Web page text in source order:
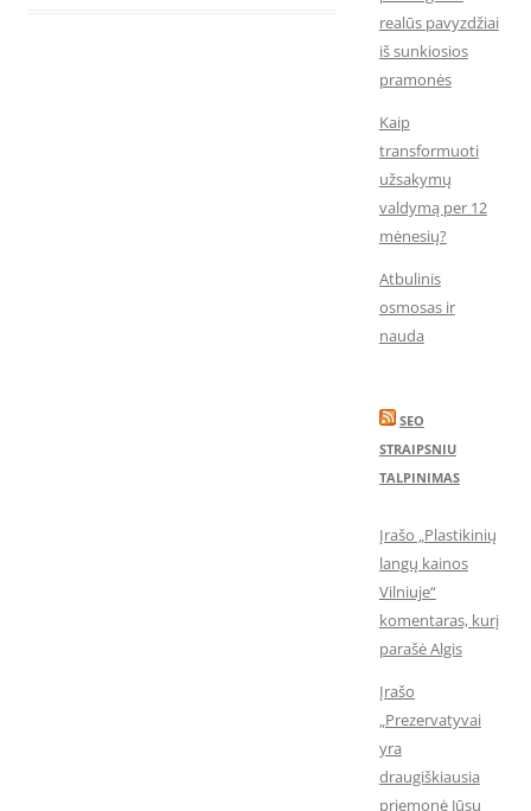
realūs pavyzdžiai
iš sunkiosios
pramonės
Kaip
transformuoti
užsakymų
valdymą per 12
mėnesių?
Atbulinis
osmosas ir
nauda
SEO
STRAIPSNIU
TALPINIMAS
Įrašo „Plastikinių
langų kainos
Vilniuje“
komentaras, kurį
parašė Algis
Įrašo
„Prezervatyvai
yra
draugiškiausia
priemonė Jūsų